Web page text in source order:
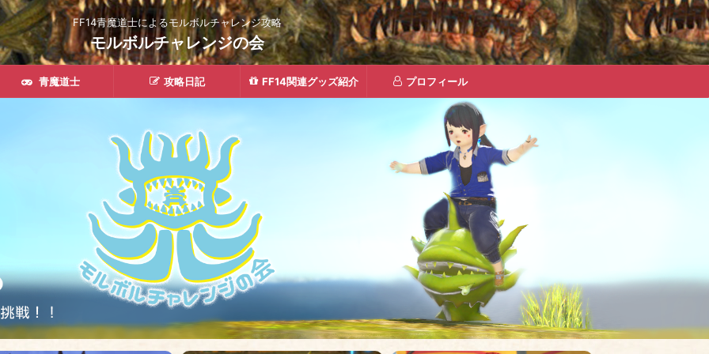
FF14青魔道士によるモルボルチャレンジ攻略
モルボルチャレンジの会
青魔道士 攻略日記 FF14関連グッズ紹介 プロフィール